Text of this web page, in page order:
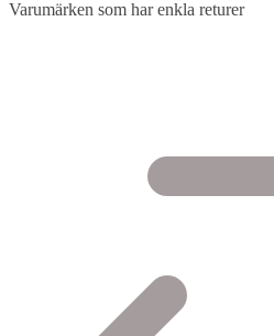
Varumärken som har enkla returer